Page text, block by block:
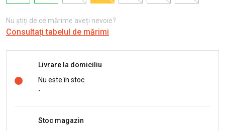
Nu știți de ce mărime aveți nevoie?
Consultați tabelul de mărimi
Livrare la domiciliu
Nu este în stoc
-
Stoc magazin